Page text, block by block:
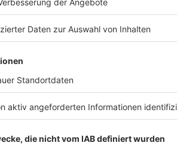
Ariana Grande zum
ersten Mal an deutscher